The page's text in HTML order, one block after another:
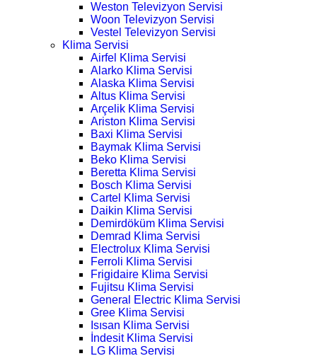
Weston Televizyon Servisi
Woon Televizyon Servisi
Vestel Televizyon Servisi
Klima Servisi
Airfel Klima Servisi
Alarko Klima Servisi
Alaska Klima Servisi
Altus Klima Servisi
Arçelik Klima Servisi
Ariston Klima Servisi
Baxi Klima Servisi
Baymak Klima Servisi
Beko Klima Servisi
Beretta Klima Servisi
Bosch Klima Servisi
Cartel Klima Servisi
Daikin Klima Servisi
Demirdöküm Klima Servisi
Demrad Klima Servisi
Electrolux Klima Servisi
Ferroli Klima Servisi
Frigidaire Klima Servisi
Fujitsu Klima Servisi
General Electric Klima Servisi
Gree Klima Servisi
Isısan Klima Servisi
İndesit Klima Servisi
LG Klima Servisi